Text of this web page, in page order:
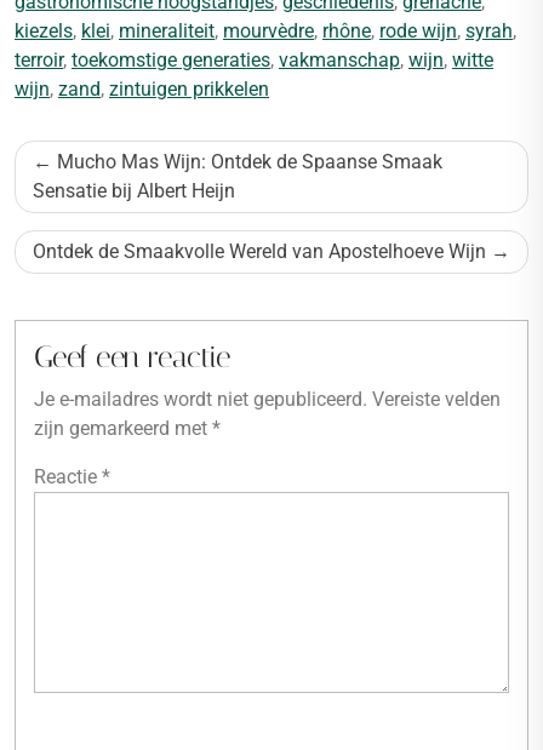
kiezels, klei, mineraliteit, mourvèdre, rhône, rode wijn, syrah,
terroir, toekomstige generaties, vakmanschap, wijn, witte
wijn, zand, zintuigen prikkelen
Bericht
navigatie
Mucho Mas Wijn: Ontdek de Spaanse Smaak
Sensatie bij Albert Heijn
Ontdek de Smaakvolle Wereld van Apostelhoeve Wijn
Geef een reactie
Je e-mailadres wordt niet gepubliceerd. Vereiste velden
zijn gemarkeerd met *
Reactie *